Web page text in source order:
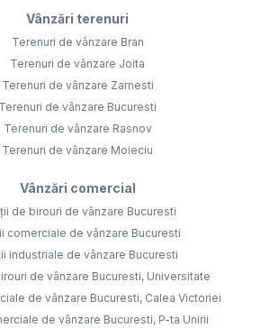
Vânzări terenuri
Terenuri de vânzare Bran
Terenuri de vânzare Joita
Terenuri de vânzare Zarnesti
Terenuri de vânzare Bucuresti
Terenuri de vânzare Rasnov
Terenuri de vânzare Moieciu
Vânzări comercial
de birouri de vânzare Bucuresti
comerciale de vânzare Bucuresti
industriale de vânzare Bucuresti
de vânzare Bucuresti, Universitate
de vânzare Bucuresti, Calea Victoriei
de vânzare Bucuresti, P-ta Unirii